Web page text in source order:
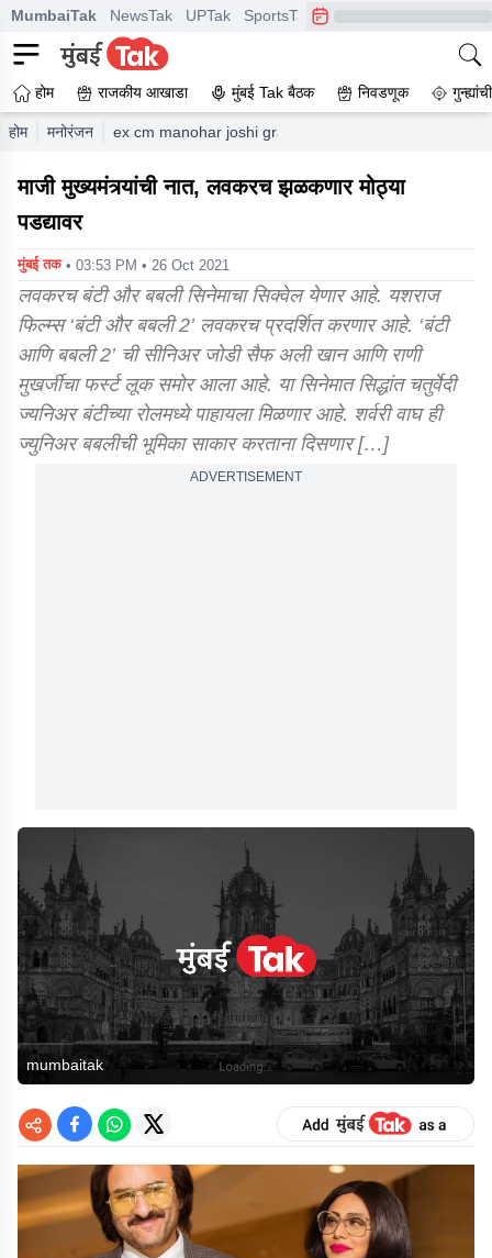
MumbaiTak NewsTak UPTak SportsTak CrimeTak
होम राजकीय आखाडा मुंबई Tak बैठक निवडणूक
होम मनोरंजन ex cm manohar joshi grand daughter bollywood
माजी मुख्यमंत्र्यांची नात, लवकरच झळकणार मोठ्या
पडद्यावर
मुंबई तक • 03:53 PM • 26 Oct 2021
लवकरच बंटी और बबली सिनेमाचा सिक्वेल येणार आहे. यशराज
फिल्म्स ‘बंटी और बबली 2’ लवकरच प्रदर्शित करणार आहे. ‘बंटी
आणि बबली 2’ ची सीनिअर जोडी सैफ अली खान आणि राणी
मुखर्जीचा फर्स्ट लूक समोर आला आहे. या सिनेमात सिद्धांत चतुर्वेदी
ज्यनिअर बंटीच्या रोलमध्ये पाहायला मिळणार आहे. शर्वरी वाघ ही
ज्युनिअर बबलीची भूमिका साकार करताना दिसणार […]
ADVERTISEMENT
mumbaitak